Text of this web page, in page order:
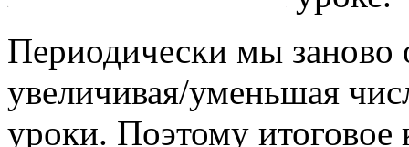
Периодически мы заново
увеличивая/уменьшая
уроки. Поэтому итоговое